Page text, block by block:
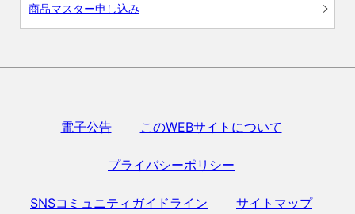
商品マスター申し込み
電子公告 このWEBサイトについて
プライバシーポリシー
SNSコミュニティガイドライン サイトマップ